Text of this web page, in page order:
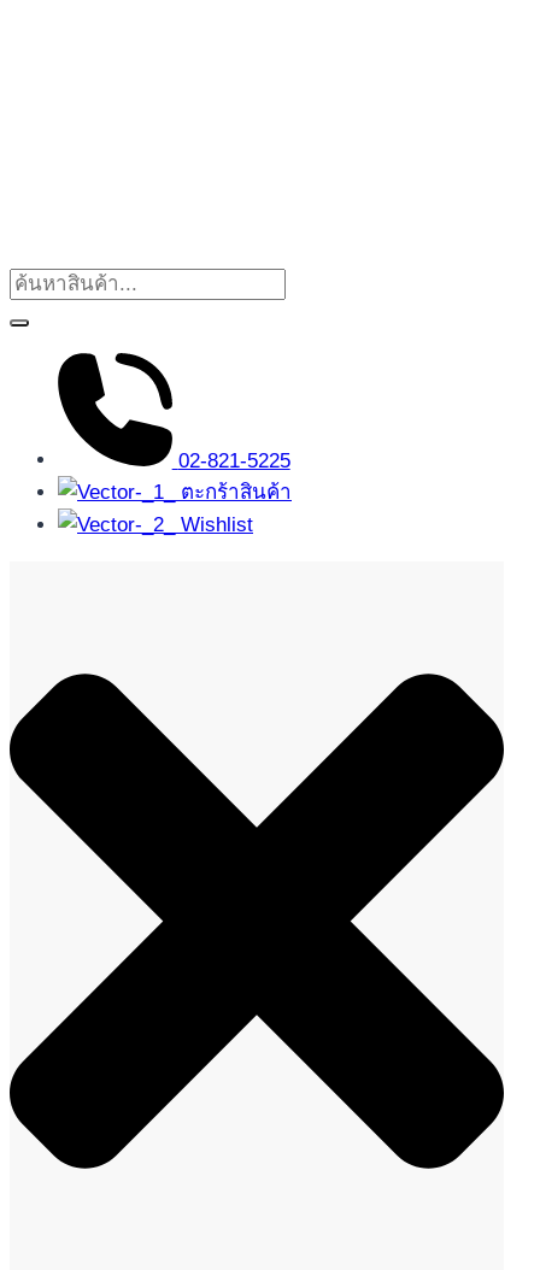
02-821-5225
ตะกร้าสินค้า
Wishlist